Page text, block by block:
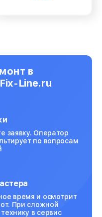
в
Line.ru
заявку. Оператор
по вопросам
время и осмотрит
При сложной
в сервис